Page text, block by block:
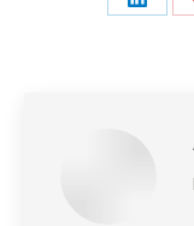
Share